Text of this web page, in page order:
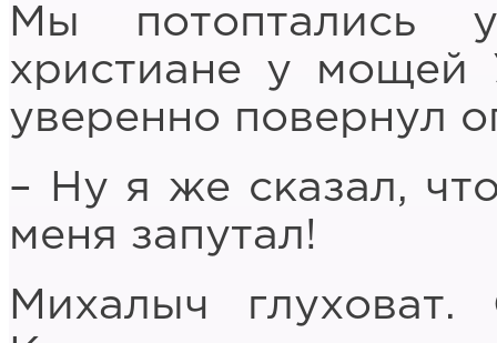
Мы потоптались
христиане у мощей
уверенно повернул
– Ну я же сказал,
меня запутал!
Михалыч